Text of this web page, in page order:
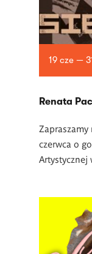
19 cze —
Renata
Zapraszamy
czerwca o
Artystycznej